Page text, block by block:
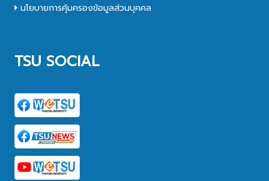
นโยบายการคุ้มครองข้อมูลส่วนบุคคล
TSU SOCIAL